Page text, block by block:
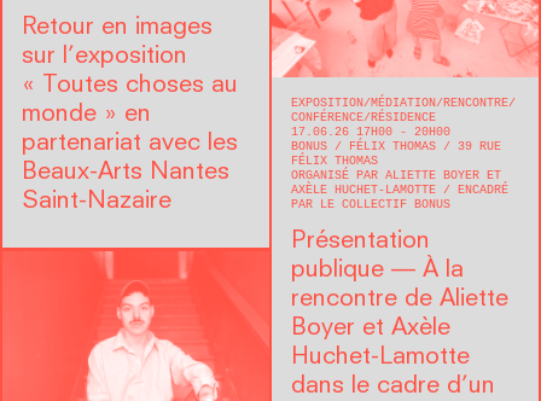
Retour en images
sur l’exposition
« Toutes choses au
monde » en
partenariat avec les
Beaux-Arts Nantes
Saint-Nazaire
EXPOSITION MÉDIATION
RENCONTRE/
CONFÉRENCE
RÉSIDENCE
17.06.26 17H00 - 20H00
BONUS
FÉLIX THOMAS
39 RUE
FÉLIX THOMAS
ORGANISÉ PAR ALIETTE BOYER ET
AXÈLE HUCHET-LAMOTTE
ENCADRÉ
PAR LE COLLECTIF BONUS
Présentation
publique — À la
rencontre de Aliette
Boyer et Axèle
Huchet-Lamotte
dans le cadre d’un